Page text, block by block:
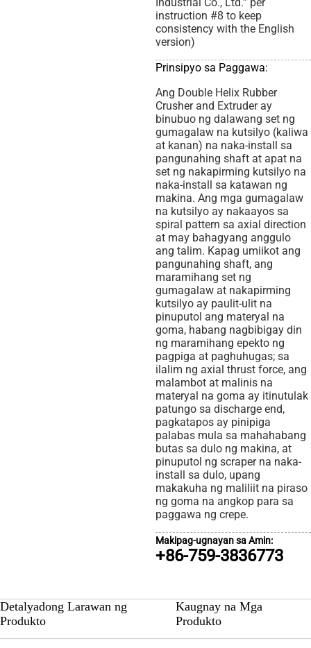
Industrial Co., Ltd.” per
instruction #8 to keep
consistency with the English
version)
Prinsipyo sa Paggawa:
Ang Double Helix Rubber
Crusher and Extruder ay
binubuo ng dalawang set ng
gumagalaw na kutsilyo (kaliwa
at kanan) na naka-install sa
pangunahing shaft at apat na
set ng nakapirming kutsilyo na
naka-install sa katawan ng
makina. Ang mga gumagalaw
na kutsilyo ay nakaayos sa
spiral pattern sa axial direction
at may bahagyang anggulo
ang talim. Kapag umiikot ang
pangunahing shaft, ang
maramihang set ng
gumagalaw at nakapirming
kutsilyo ay paulit-ulit na
pinuputol ang materyal na
goma, habang nagbibigay din
ng maramihang epekto ng
pagpiga at paghuhugas; sa
ilalim ng axial thrust force, ang
malambot at malinis na
materyal na goma ay itinutulak
patungo sa discharge end,
pagkatapos ay pinipiga
palabas mula sa mahahabang
butas sa dulo ng makina, at
pinuputol ng scraper na naka-
install sa dulo, upang
makakuha ng maliliit na piraso
ng goma na angkop para sa
paggawa ng crepe.
Makipag-ugnayan sa Amin:
+86-759-3836773
Detalyadong Larawan ng
Produkto
Kaugnay na Mga
Produkto